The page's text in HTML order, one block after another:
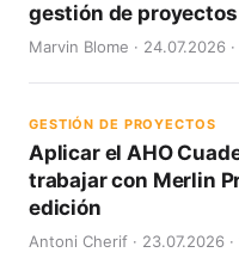
gestión de proyectos
Marvin Blome · 24.07.2026
GESTIÓN DE PROYECTOS
Aplicar el AHO
trabajar con Merlin
edición
Antoni Cherif · 23.07.2026